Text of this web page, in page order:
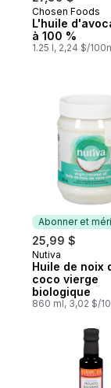
Chosen Foods
L'huile
à 100 %
1.25 l, 2,24 $/
Abonner et
25,99 $
Abonner et
Nutiva
Huile de noix
coco vierge
biologique
860 ml, 3,02 $/